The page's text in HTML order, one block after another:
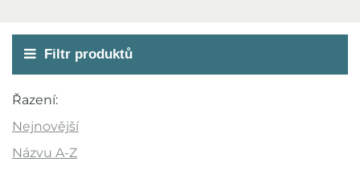
Filtr produktů
Řazení:
Nejnovější
Názvu A-Z